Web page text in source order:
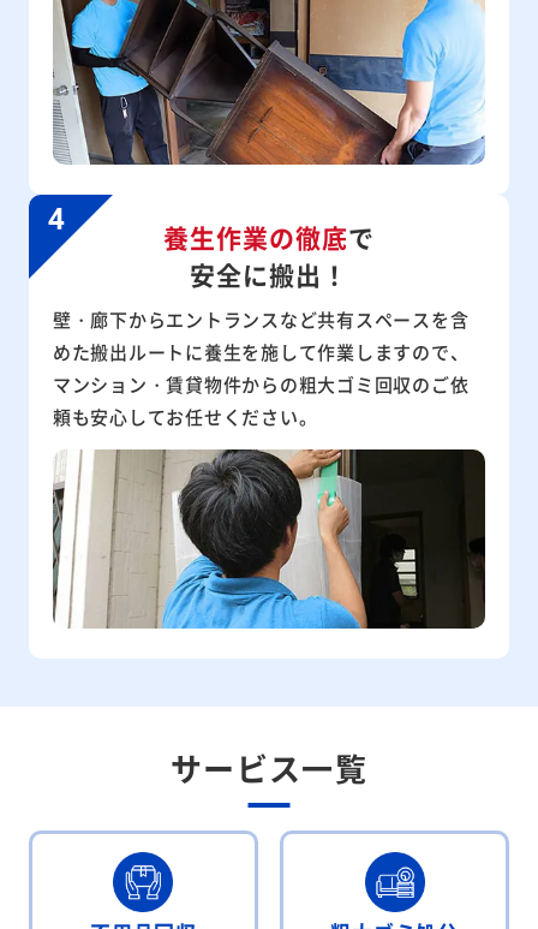
養生作業の徹底で
安全に搬出！
壁・廊下からエントランスなど共有スペースを含
めた搬出ルートに養生を施して作業しますので、
マンション・賃貸物件からの粗大ゴミ回収のご依
頼も安心してお任せください。
サービス一覧